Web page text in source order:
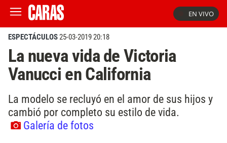
EN VIVO
ESPECTÁCULOS25-03-2019 20:18
La nueva vida de Victoria
Vanucci en California
La modelo se recluyó en el amor de sus hijos y
cambió por completo su estilo de vida.
Galería de fotos